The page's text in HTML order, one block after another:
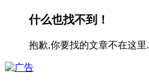
什么也找不到！
抱歉,你要找的文章不在这里.